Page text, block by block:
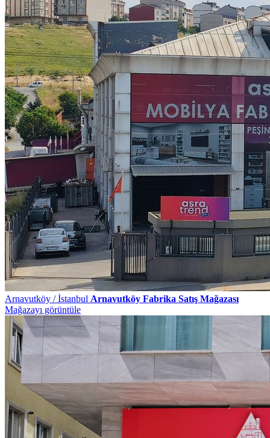
Arnavutköy / İstanbul Arnavutköy Fabrika Satış Mağazası
Mağazayı görüntüle